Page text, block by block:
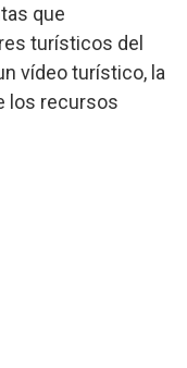
que
turísticos del
vídeo turístico, la
los recursos